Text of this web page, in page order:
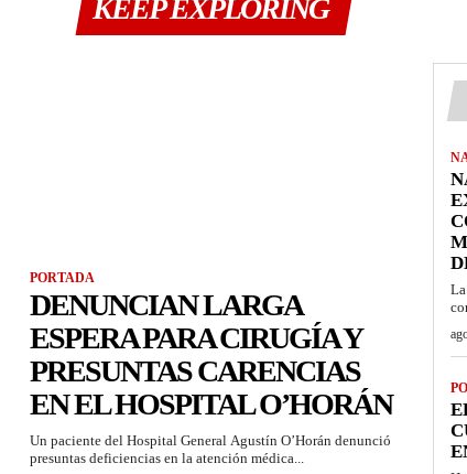
KEEP EXPLORING
PORTADA
DENUNCIAN LARGA
ESPERA PARA CIRUGÍA Y
PRESUNTAS CARENCIAS
EN EL HOSPITAL O’HORÁN
Un paciente del Hospital General Agustín O’Horán denunció
presuntas deficiencias en la atención médica...